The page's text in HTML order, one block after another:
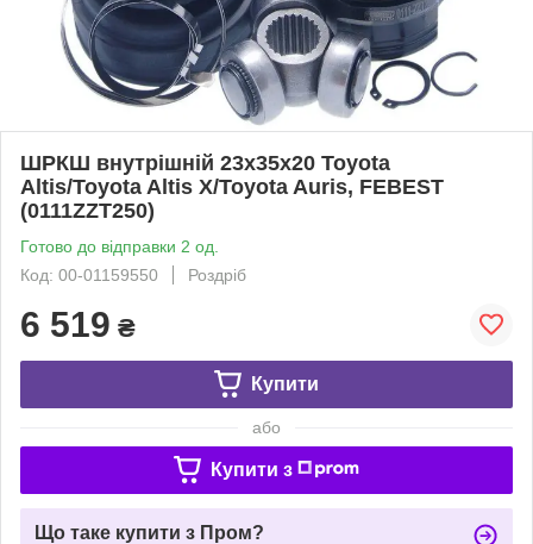
ШРКШ внутрішній 23x35x20 Toyota
Altis/Toyota Altis X/Toyota Auris, FEBEST
(0111ZZT250)
Готово до відправки 2 од.
Код: 00-01159550
Роздріб
6 519 ₴
Купити
або
Купити з
Що таке купити з Пром?